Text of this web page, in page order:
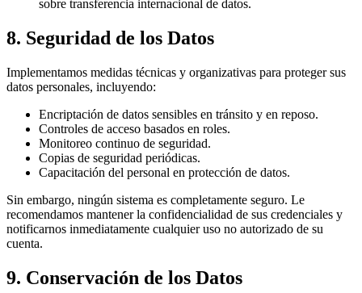
sobre transferencia internacional de datos.
8. Seguridad de los Datos
Implementamos medidas técnicas y organizativas para proteger sus
datos personales, incluyendo:
Encriptación de datos sensibles en tránsito y en reposo.
Controles de acceso basados en roles.
Monitoreo continuo de seguridad.
Copias de seguridad periódicas.
Capacitación del personal en protección de datos.
Sin embargo, ningún sistema es completamente seguro. Le
recomendamos mantener la confidencialidad de sus credenciales y
notificarnos inmediatamente cualquier uso no autorizado de su
cuenta.
9. Conservación de los Datos